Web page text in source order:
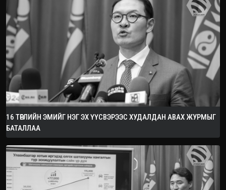
16 ТӨРЛИЙН ЭМИЙГ НЭГ ЭХ ҮҮСВЭРЭЭС ХУДАЛДАН АВАХ ЖУРМЫГ
БАТАЛЛАА